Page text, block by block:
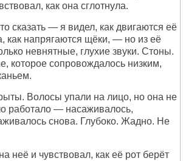
как она сглотнула.
сказать — я видел, как двигаются её
как напрягаются щёки, — но из её
невнятные, глухие звуки. Стоны.
которое сопровождалось низким,
Волосы упали на лицо, но она не
работало — насаживалось,
снова. Глубоко. Жадно. Не
неё и чувствовал, как её рот берёт